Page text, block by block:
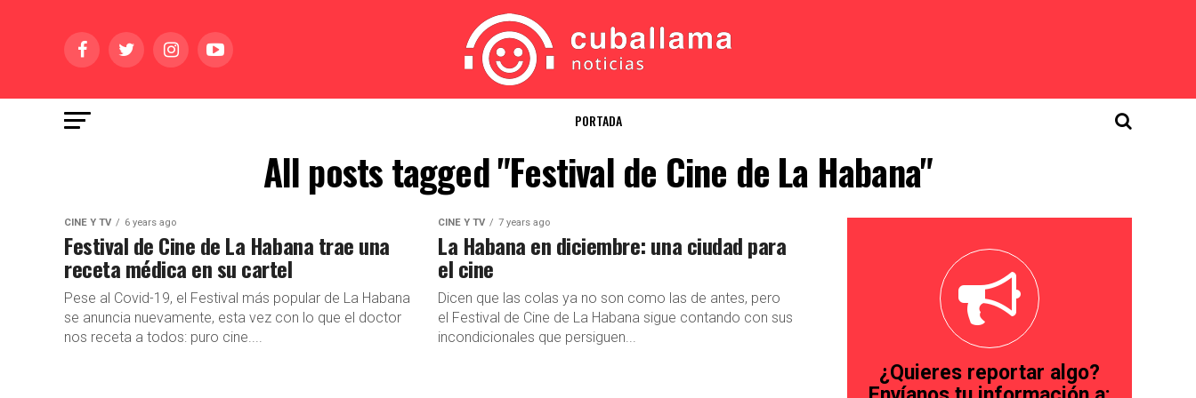
PORTADA
All posts tagged "Festival de Cine de La Habana"
CINE Y TV 6 years ago
Festival de Cine de La Habana trae una
receta médica en su cartel
Pese al Covid-19, el Festival más popular de La Habana
se anuncia nuevamente, esta vez con lo que el doctor
nos receta a todos: puro cine....
CINE Y TV 7 years ago
La Habana en diciembre: una ciudad para
el cine
Dicen que las colas ya no son como las de antes, pero
el Festival de Cine de La Habana sigue contando con sus
incondicionales que persiguen...
¿Quieres reportar algo?